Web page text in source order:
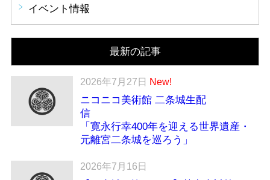
イベント情報
最新の記事
2026年7月27日 New!
ニコニコ美術館 二条城生配
「寛永行幸400年を迎える世界遺産・
元離宮二条城を巡ろう」
2026年7月16日